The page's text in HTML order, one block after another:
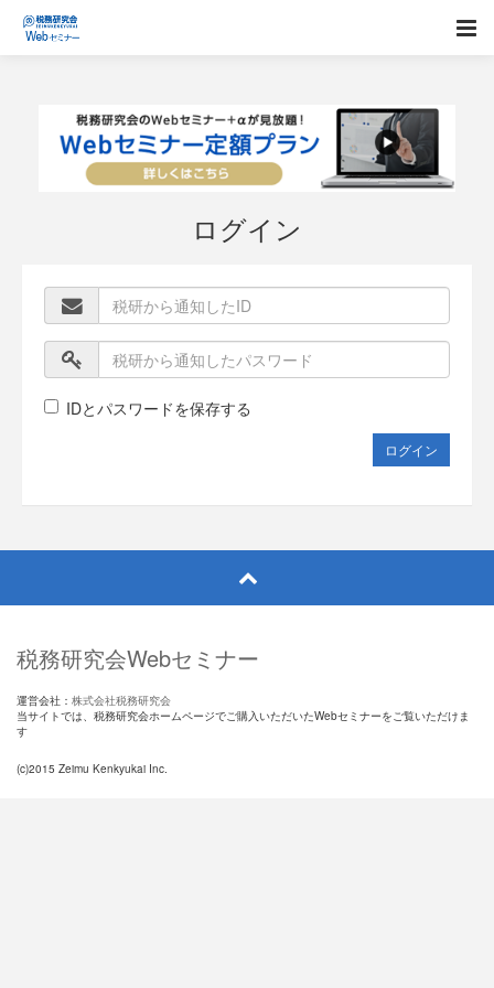
ログイン
IDとパスワードを保存する
ログイン
税務研究会Webセミナー
運営会社： 株式会社税務研究会
当サイトでは、税務研究会ホームページでご購入いただいたWebセミナーをご覧いただけま
す
(c)2015 Zeimu Kenkyukai Inc.